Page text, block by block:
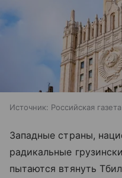
Источник: Российская газета
Западные страны,
радикальные
пытаются втянуть